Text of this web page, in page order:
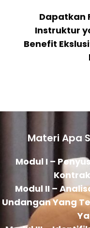
Dapatkan
Instruktur
Benefit
Materi Apa
Modul I –
Modul II –
Undangan Yang